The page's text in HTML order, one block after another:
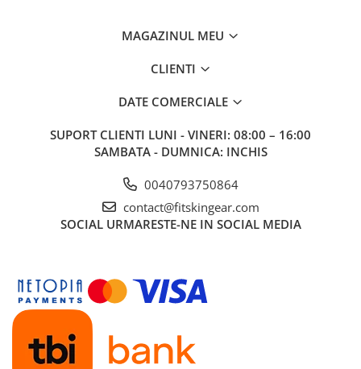
MAGAZINUL MEU
CLIENTI
DATE COMERCIALE
SUPORT CLIENTI LUNI - VINERI: 08:00 – 16:00
SAMBATA - DUMNICA: INCHIS
0040793750864
contact@fitskingear.com
SOCIAL URMARESTE-NE IN SOCIAL MEDIA